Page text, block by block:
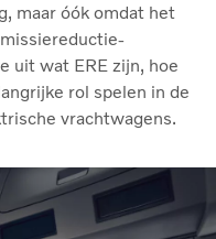
maar óók omdat het
uit wat ERE zijn, hoe
rol spelen in de
vrachtwagens.